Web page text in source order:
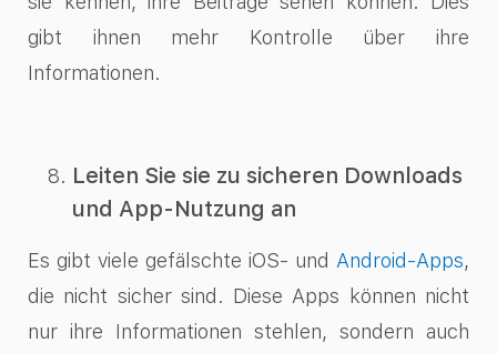
gibt ihnen mehr Kontrolle über ihre
Informationen.
Leiten Sie sie zu sicheren Downloads
und App-Nutzung an
Es gibt viele gefälschte iOS- und Android-Apps,
die nicht sicher sind. Diese Apps können nicht
nur ihre Informationen stehlen, sondern auch